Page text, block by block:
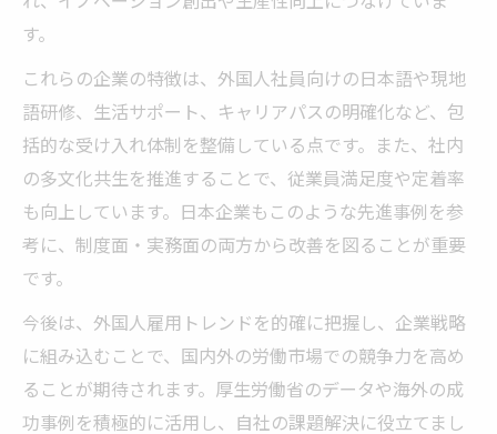
す。
これらの企業の特徴は、外国人社員向けの日本語や現地
語研修、生活サポート、キャリアパスの明確化など、包
括的な受け入れ体制を整備している点です。また、社内
の多文化共生を推進することで、従業員満足度や定着率
も向上しています。日本企業もこのような先進事例を参
考に、制度面・実務面の両方から改善を図ることが重要
です。
今後は、外国人雇用トレンドを的確に把握し、企業戦略
に組み込むことで、国内外の労働市場での競争力を高め
ることが期待されます。厚生労働省のデータや海外の成
功事例を積極的に活用し、自社の課題解決に役立てまし